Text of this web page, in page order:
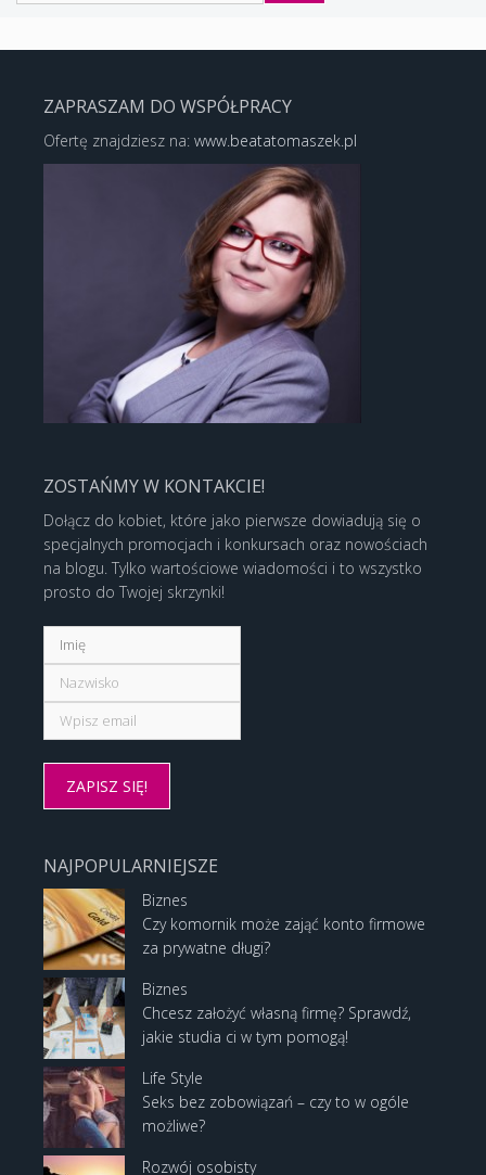
ZAPRASZAM DO WSPÓŁPRACY
Ofertę znajdziesz na: www.beatatomaszek.pl
ZOSTAŃMY W KONTAKCIE!
Dołącz do kobiet, które jako pierwsze dowiadują się o
specjalnych promocjach i konkursach oraz nowościach
na blogu. Tylko wartościowe wiadomości i to wszystko
prosto do Twojej skrzynki!
NAJPOPULARNIEJSZE
Biznes
Czy komornik może zająć konto firmowe
za prywatne długi?
Biznes
Chcesz założyć własną firmę? Sprawdź,
jakie studia ci w tym pomogą!
Life Style
Seks bez zobowiązań – czy to w ogóle
możliwe?
Rozwój osobisty